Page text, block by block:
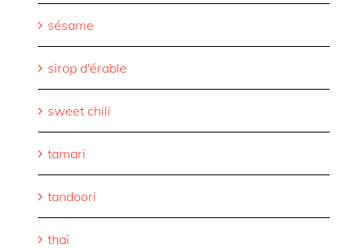
sésame
sirop d'érable
sweet chili
tamari
tandoori
thaï